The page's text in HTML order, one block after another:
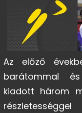
Az előző
barátommal
kiadott három